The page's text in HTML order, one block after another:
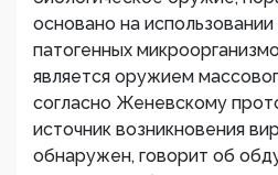
основано на
патогенных
является оружием
согласно Женевскому
источник возникновения
обнаружен, говорит об